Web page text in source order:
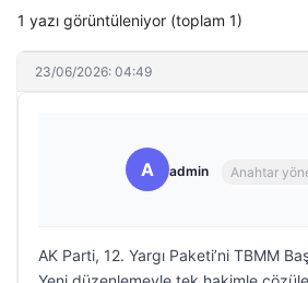
1 yazı görüntüleniyor (toplam 1)
23/06/2026: 04:49
A admin Anahtar
AK Parti, 12. Yargı Paketi’ni TBMM